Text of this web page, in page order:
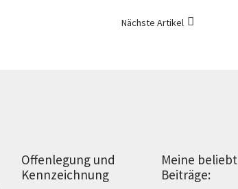
Nächste Artikel
Offenlegung und
Kennzeichnung
Meine
Beiträge: